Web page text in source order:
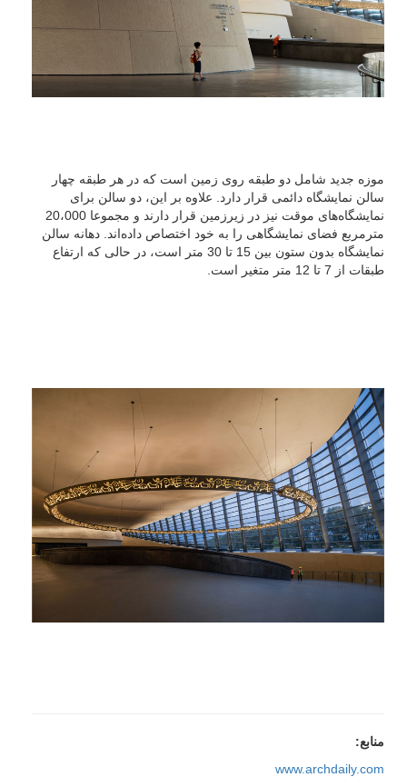
موزه جدید شامل دو طبقه روی زمین است که در هر طبقه چهار
سالن نمایشگاه دائمی قرار دارد. علاوه بر این، دو سالن برای
نمایشگاه‌های موقت نیز در زیرزمین قرار دارند و مجموعا 20،000
مترمربع فضای نمایشگاهی را به خود اختصاص داده‌اند. دهانه سالن
نمایشگاه بدون ستون بین 15 تا 30 متر است، در حالی که ارتفاع
طبقات از 7 تا 12 متر متغیر است.
منابع:
www.archdaily.com